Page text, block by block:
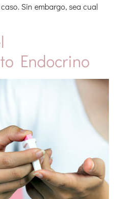
Sin embargo, sea cual
Endocrino